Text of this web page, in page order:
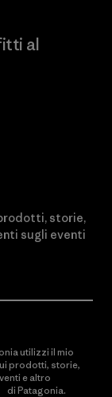
al
storie,
sugli eventi
utilizzi il mio
prodotti, storie,
e altro
di Patagonia.